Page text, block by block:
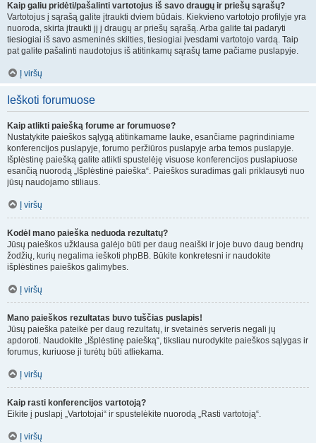
Kaip galiu pridėti/pašalinti vartotojus iš savo draugų ir priešų sąrašų?
Vartotojus į sąrašą galite įtraukti dviem būdais. Kiekvieno vartotojo profilyje yra
nuoroda, skirta įtraukti jį į draugų ar priešų sąrašą. Arba galite tai padaryti
tiesiogiai iš savo asmeninės skilties, tiesiogiai įvesdami vartotojo vardą. Taip
pat galite pašalinti naudotojus iš atitinkamų sąrašų tame pačiame puslapyje.
Į viršų
Ieškoti forumuose
Kaip atlikti paiešką forume ar forumuose?
Nustatykite paieškos sąlygą atitinkamame lauke, esančiame pagrindiniame
konferencijos puslapyje, forumo peržiūros puslapyje arba temos puslapyje.
Išplėstinę paiešką galite atlikti spustelėję visuose konferencijos puslapiuose
esančią nuorodą „Išplėstinė paieška“. Paieškos suradimas gali priklausyti nuo
jūsų naudojamo stiliaus.
Į viršų
Kodėl mano paieška neduoda rezultatų?
Jūsų paieškos užklausa galėjo būti per daug neaiški ir joje buvo daug bendrų
žodžių, kurių negalima ieškoti phpBB. Būkite konkretesni ir naudokite
išplėstines paieškos galimybes.
Į viršų
Mano paieškos rezultatas buvo tuščias puslapis!
Jūsų paieška pateikė per daug rezultatų, ir svetainės serveris negali jų
apdoroti. Naudokite „Išplėstinę paiešką“, tiksliau nurodykite paieškos sąlygas ir
forumus, kuriuose ji turėtų būti atliekama.
Į viršų
Kaip rasti konferencijos vartotoją?
Eikite į puslapį „Vartotojai“ ir spustelėkite nuorodą „Rasti vartotoją“.
Į viršų